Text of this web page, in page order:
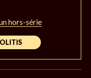
hors-série